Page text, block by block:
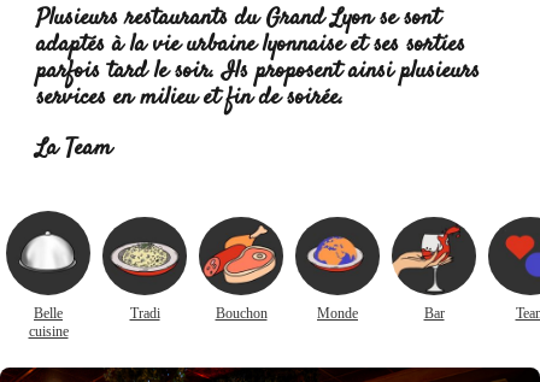
Plusieurs restaurants du Grand Lyon se sont
adaptés à la vie urbaine lyonnaise et ses sorties
parfois tard le soir. Ils proposent ainsi plusieurs
services en milieu et fin de soirée.
Lire la suite :
La Team
Belle
cuisine
Tradi Bouchon Monde Bar